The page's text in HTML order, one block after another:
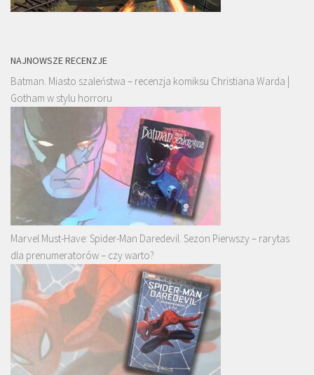
NAJNOWSZE RECENZJE
Batman. Miasto szaleństwa – recenzja komiksu Christiana Warda |
Gotham w stylu horroru
Marvel Must-Have: Spider-Man Daredevil. Sezon Pierwszy – rarytas
dla prenumeratorów – czy warto?